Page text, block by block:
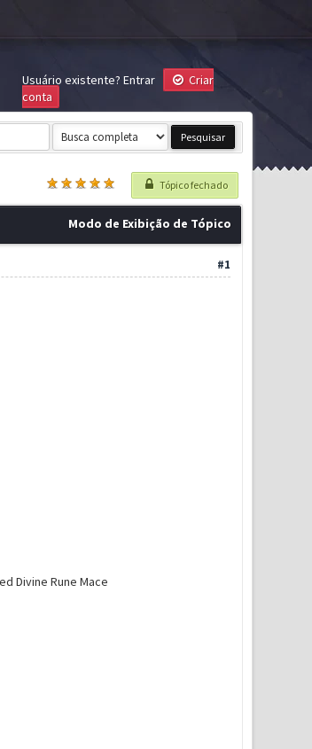
Usuário existente? Entrar
Criar
conta
Tópico fechado
Modo de Exibição de Tópico
#1
Divine Rune Mace